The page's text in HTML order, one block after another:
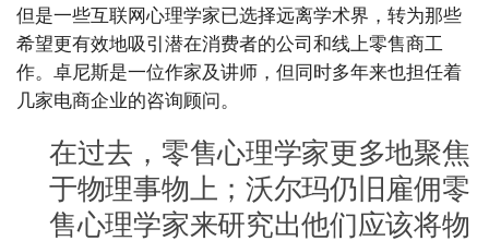
但是一些互联网心理学家已选择远离学术界，转为那些
希望更有效地吸引潜在消费者的公司和线上零售商工
作。卓尼斯是一位作家及讲师，但同时多年来也担任着
几家电商企业的咨询顾问。
在过去，零售心理学家更多地聚焦
于物理事物上；沃尔玛仍旧雇佣零
售心理学家来研究出他们应该将物